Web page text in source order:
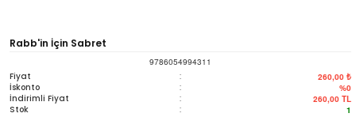
Rabb'in İçin Sabret
9786054994311
Fiyat : 260,00 ₺
İskonto : %0
İndirimli Fiyat : 260,00 TL
Stok : 1